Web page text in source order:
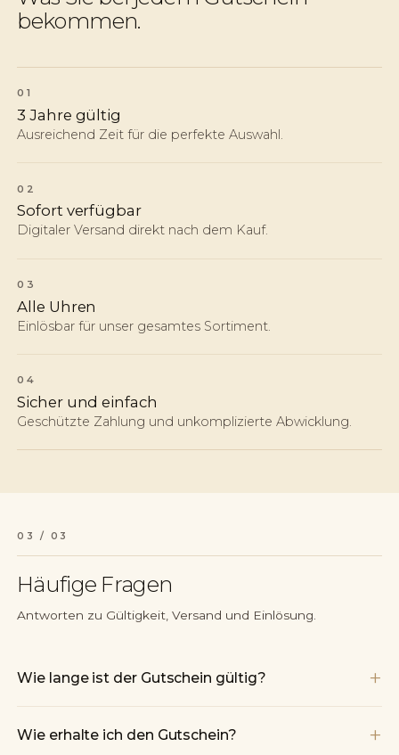
bekommen.
01
3 Jahre gültig
Ausreichend Zeit für die perfekte Auswahl.
02
Sofort verfügbar
Digitaler Versand direkt nach dem Kauf.
03
Alle Uhren
Einlösbar für unser gesamtes Sortiment.
04
Sicher und einfach
Geschützte Zahlung und unkomplizierte Abwicklung.
03 / 03
Häufige Fragen
Antworten zu Gültigkeit, Versand und Einlösung.
Wie lange ist der Gutschein gültig? +
Wie erhalte ich den Gutschein? +